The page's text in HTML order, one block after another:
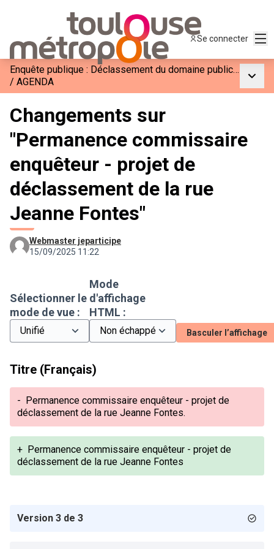
Se connecter
Enquête publique : Déclassement du domaine public communal de la rue Jeanne Fontes à Toulouse.
/ AGENDA
Changements sur
"Permanence commissaire
enquêteur - projet de
déclassement de la rue
Jeanne Fontes"
Webmaster jeparticipe
15/09/2025 11:22
Sélectionner le
mode de vue :
Mode
d'affichage
HTML :
Basculer l’affichage
Titre (Français)
- Permanence commissaire enquêteur - projet de
déclassement de la rue Jeanne Fontes.
+ Permanence commissaire enquêteur - projet de
déclassement de la rue Jeanne Fontes
Version 3 de 3